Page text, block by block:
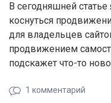
В сегодняшней
коснуться
для владельцев
продвижением
подскажет что-то
1 комментарий